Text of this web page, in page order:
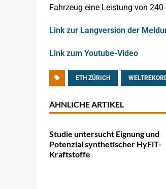
Fahrzeug eine Leistung von
Link zur Langversion der
Link zum Youtube-Video
ETH ZÜRICH
ÄHNLICHE ARTIKEL
Studie untersucht Eignung und
Potenzial synthetischer HyFiT-
Kraftstoffe